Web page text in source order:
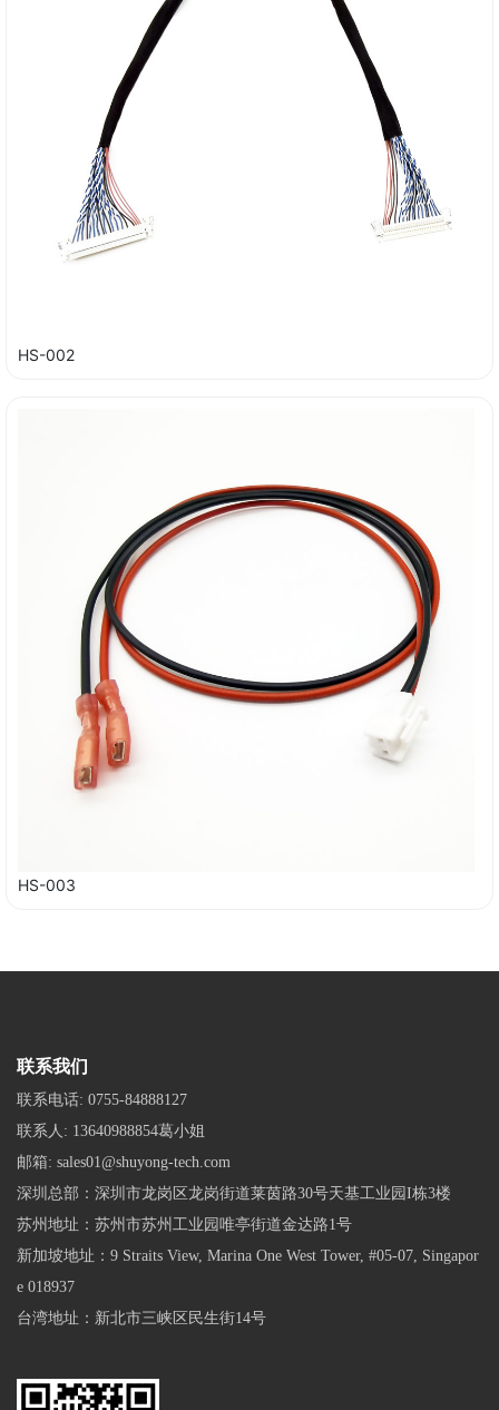
HS-002
HS-003
联系我们
联系电话: 0755-84888127
联系人: 13640988854葛小姐
邮箱: sales01@shuyong-tech.com
深圳总部：深圳市龙岗区龙岗街道莱茵路30号天基工业园I栋3楼
苏州地址：苏州市苏州工业园唯亭街道金达路1号
新加坡地址：9 Straits View, Marina One West Tower, #05-07, Singapor
e 018937
台湾地址：新北市三峡区民生街14号